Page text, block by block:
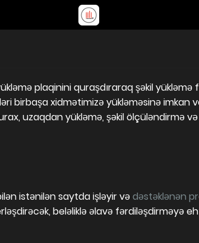
plaqinini quraşdıraraq şəkil yükləmə
birbaşa xidmətimizə yükləməsinə imkan
uzaqdan yükləmə, şəkil ölçüləndirmə
istənilən saytda işləyir vədəstəklənən
beləliklə əlavə fərdiləşdirməyə